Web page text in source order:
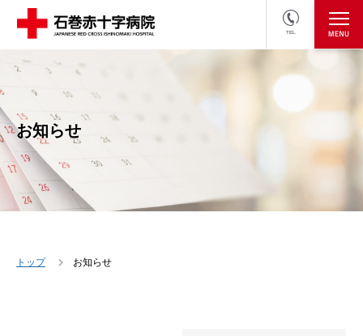
TEL
医療関係者の方
お知らせ
トップ お知らせ